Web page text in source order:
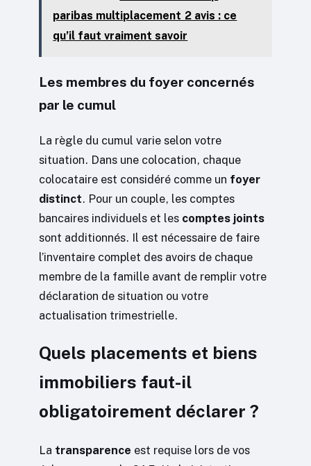
paribas multiplacement 2 avis : ce
qu’il faut vraiment savoir
Les membres du foyer concernés
par le cumul
La règle du cumul varie selon votre
situation. Dans une colocation, chaque
colocataire est considéré comme un foyer
distinct. Pour un couple, les comptes
bancaires individuels et les comptes joints
sont additionnés. Il est nécessaire de faire
l’inventaire complet des avoirs de chaque
membre de la famille avant de remplir votre
déclaration de situation ou votre
actualisation trimestrielle.
Quels placements et biens
immobiliers faut-il
obligatoirement déclarer ?
La transparence est requise lors de vos